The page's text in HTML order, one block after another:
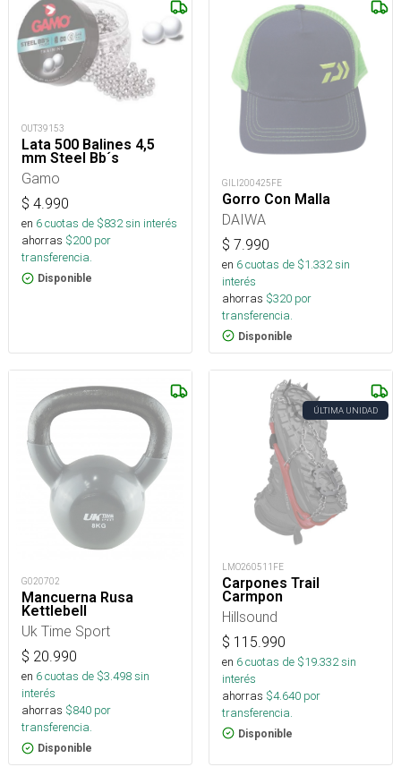
OUT39153
Lata 500 Balines 4,5
mm Steel Bb´s
Gamo
$ 4.990
en 6cuotas de $832sin interés
ahorras $200 por
transferencia.
Disponible
GILI200425FE
Gorro Con Malla
DAIWA
$ 7.990
en 6cuotas de $1.332sin
interés
ahorras $320 por
transferencia.
Disponible
G020702
Mancuerna Rusa
Kettlebell
Uk Time Sport
$ 20.990
en 6cuotas de $3.498sin
interés
ahorras $840 por
transferencia.
Disponible
ÚLTIMA UNIDAD
LMO260511FE
Carpones Trail
Carmpon
Hillsound
$ 115.990
en 6cuotas de $19.332sin
interés
ahorras $4.640 por
transferencia.
Disponible